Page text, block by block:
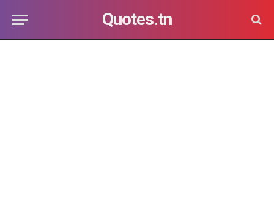
Quotes.tn